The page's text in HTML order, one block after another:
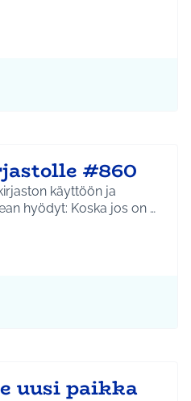
Kellokoski
#860
käyttöön ja
lisää kirjoja. Idean hyödyt: Koska jos on …
Jokela
uusi paikka